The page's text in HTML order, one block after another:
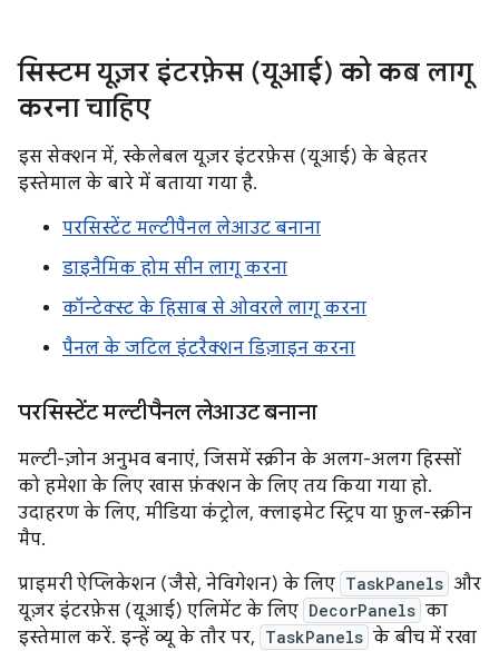
सिस्टम यूज़र इंटरफ़ेस (यूआई) को कब लागू
करना चाहिए
इस सेक्शन में, स्केलेबल यूज़र इंटरफ़ेस (यूआई) के बेहतर
इस्तेमाल के बारे में बताया गया है.
परसिस्टेंट मल्टीपैनल लेआउट बनाना
डाइनैमिक होम सीन लागू करना
कॉन्टेक्स्ट के हिसाब से ओवरले लागू करना
पैनल के जटिल इंटरैक्शन डिज़ाइन करना
परसिस्टेंट मल्टीपैनल लेआउट बनाना
मल्टी-ज़ोन अनुभव बनाएं, जिसमें स्क्रीन के अलग-अलग हिस्सों
को हमेशा के लिए खास फ़ंक्शन के लिए तय किया गया हो.
उदाहरण के लिए, मीडिया कंट्रोल, क्लाइमेट स्ट्रिप या फ़ुल-स्क्रीन
मैप.
प्राइमरी ऐप्लिकेशन (जैसे, नेविगेशन) के लिए TaskPanels और
यूज़र इंटरफ़ेस (यूआई) एलिमेंट के लिए DecorPanels का
इस्तेमाल करें. इन्हें व्यू के तौर पर, TaskPanels के बीच में रखा